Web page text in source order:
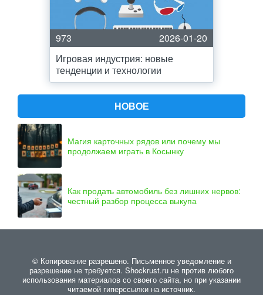
973
2026-01-20
Игровая индустрия: новые
тенденции и технологии
НОВОЕ
Магия карточных рядов или почему мы
продолжаем играть в Косынку
Как продать автомобиль без лишних нервов:
честный разбор процесса выкупа
© Копирование разрешено. Письменное уведомление и
разрешение не требуется. Shockrust.ru не против любого
использования материалов со своего сайта, но при указании
читаемой гиперссылки на источник.